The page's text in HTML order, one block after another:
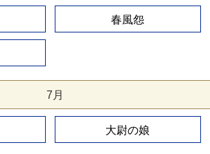
春風怨
7月
大尉の娘